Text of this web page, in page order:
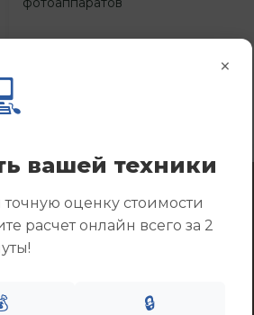
×
вашей техники
оценку стоимости
расчет онлайн всего за 2
🔒